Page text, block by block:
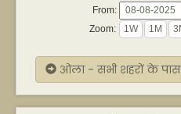
From:
Zoom:
ओला - सभी शहरों के